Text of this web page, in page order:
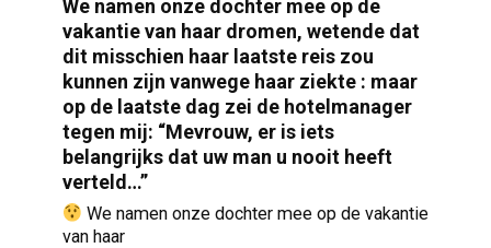
We namen onze dochter mee op de
vakantie van haar dromen, wetende dat
dit misschien haar laatste reis zou
kunnen zijn vanwege haar ziekte : maar
op de laatste dag zei de hotelmanager
tegen mij: “Mevrouw, er is iets
belangrijks dat uw man u nooit heeft
verteld…”
We namen onze dochter mee op de vakantie
van haar